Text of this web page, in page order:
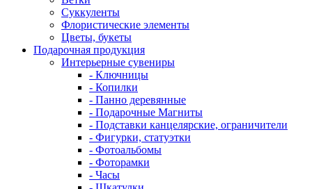
Суккуленты
Флористические элементы
Цветы, букеты
Подарочная продукция
Интерьерные сувениры
- Ключницы
- Копилки
- Панно деревянные
- Подарочные Магниты
- Подставки канцелярские, ограничители
- Фигурки, статуэтки
- Фотоальбомы
- Фоторамки
- Часы